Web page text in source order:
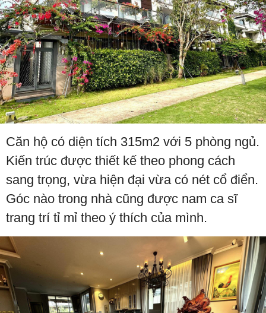
Căn hộ có diện tích 315m2 với 5 phòng ngủ.
Kiến trúc được thiết kế theo phong cách
sang trọng, vừa hiện đại vừa có nét cổ điển.
Góc nào trong nhà cũng được nam ca sĩ
trang trí tỉ mỉ theo ý thích của mình.